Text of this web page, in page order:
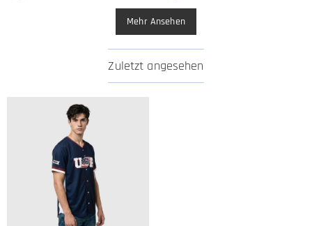
Mehr Ansehen
Zuletzt angesehen